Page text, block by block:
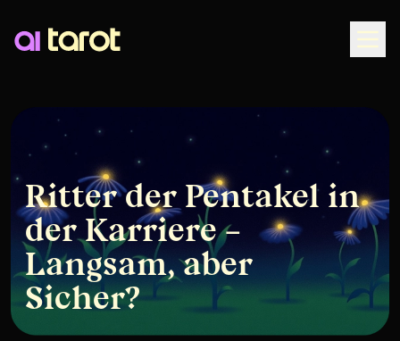
Ritter der Pentakel in
der Karriere –
Langsam, aber
Sicher?